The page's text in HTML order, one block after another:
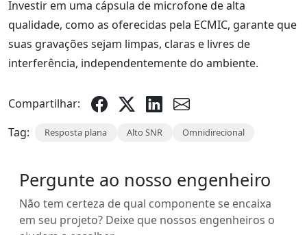
Investir em uma cápsula de microfone de alta
qualidade, como as oferecidas pela ECMIC, garante que
suas gravações sejam limpas, claras e livres de
interferência, independentemente do ambiente.
Compartilhar:
Tag:
Resposta plana Alto SNR Omnidirecional
Pergunte ao nosso engenheiro
Não tem certeza de qual componente se encaixa
em seu projeto? Deixe que nossos engenheiros o